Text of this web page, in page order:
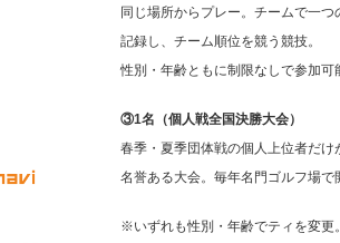
同じ場所からプレー。チームで一つ
記録し、チーム順位を競う競技。
性別・年齢ともに制限なしで参加可
③1名（個人戦全国決勝大会）
春季・夏季団体戦の個人上位者
名誉ある大会。毎年名門ゴルフ場で
※いずれも性別・年齢でティを変更